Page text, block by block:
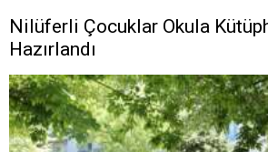
Nilüferli Çocuklar Okula
Hazırlandı